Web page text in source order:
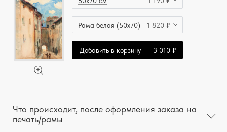
Рама белая (50x70) 1 820 ₽
Добавить в корзину 3 010 ₽
Что происходит, после оформления заказа на
печать/рамы